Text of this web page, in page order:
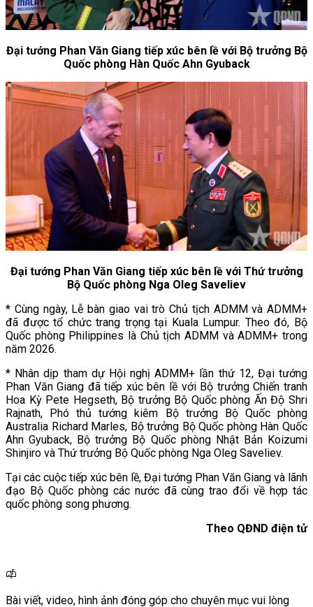
Đại tướng Phan Văn Giang tiếp xúc bên lề với Bộ trưởng Bộ
Quốc phòng Hàn Quốc Ahn Gyuback
Đại tướng Phan Văn Giang tiếp xúc bên lề với Thứ trưởng
Bộ Quốc phòng Nga Oleg Saveliev
* Cùng ngày, Lễ bàn giao vai trò Chủ tịch ADMM và ADMM+
đã được tổ chức trang trọng tại Kuala Lumpur. Theo đó, Bộ
Quốc phòng Philippines là Chủ tịch ADMM và ADMM+ trong
năm 2026.
* Nhân dịp tham dự Hội nghị ADMM+ lần thứ 12, Đại tướng
Phan Văn Giang đã tiếp xúc bên lề với Bộ trưởng Chiến tranh
Hoa Kỳ Pete Hegseth, Bộ trưởng Bộ Quốc phòng Ấn Độ Shri
Rajnath, Phó thủ tướng kiêm Bộ trưởng Bộ Quốc phòng
Australia Richard Marles, Bộ trưởng Bộ Quốc phòng Hàn Quốc
Ahn Gyuback, Bộ trưởng Bộ Quốc phòng Nhật Bản Koizumi
Shinjiro và Thứ trưởng Bộ Quốc phòng Nga Oleg Saveliev.
Tại các cuộc tiếp xúc bên lề, Đại tướng Phan Văn Giang và lãnh
đạo Bộ Quốc phòng các nước đã cùng trao đổi về hợp tác
quốc phòng song phương.
Theo QĐND điện tử
Bài viết, video, hình ảnh đóng góp cho chuyên mục vui lòng